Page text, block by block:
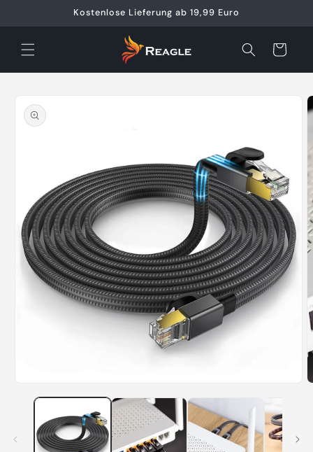
Inhalt
Kostenlose Lieferung ab 19,99 Euro
Warenkorb
öffnen